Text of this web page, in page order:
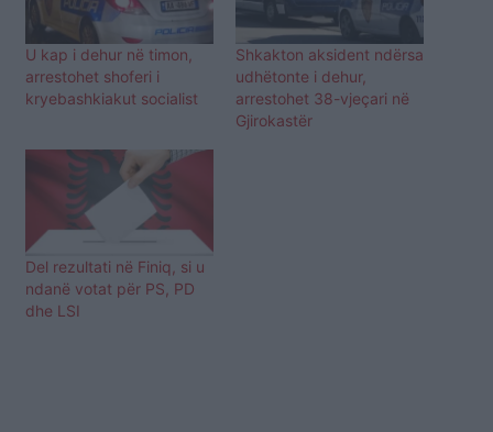
U kap i dehur në timon,
arrestohet shoferi i
kryebashkiakut socialist
Shkakton aksident ndërsa
udhëtonte i dehur,
arrestohet 38-vjeçari në
Gjirokastër
Del rezultati në Finiq, si u
ndanë votat për PS, PD
dhe LSI